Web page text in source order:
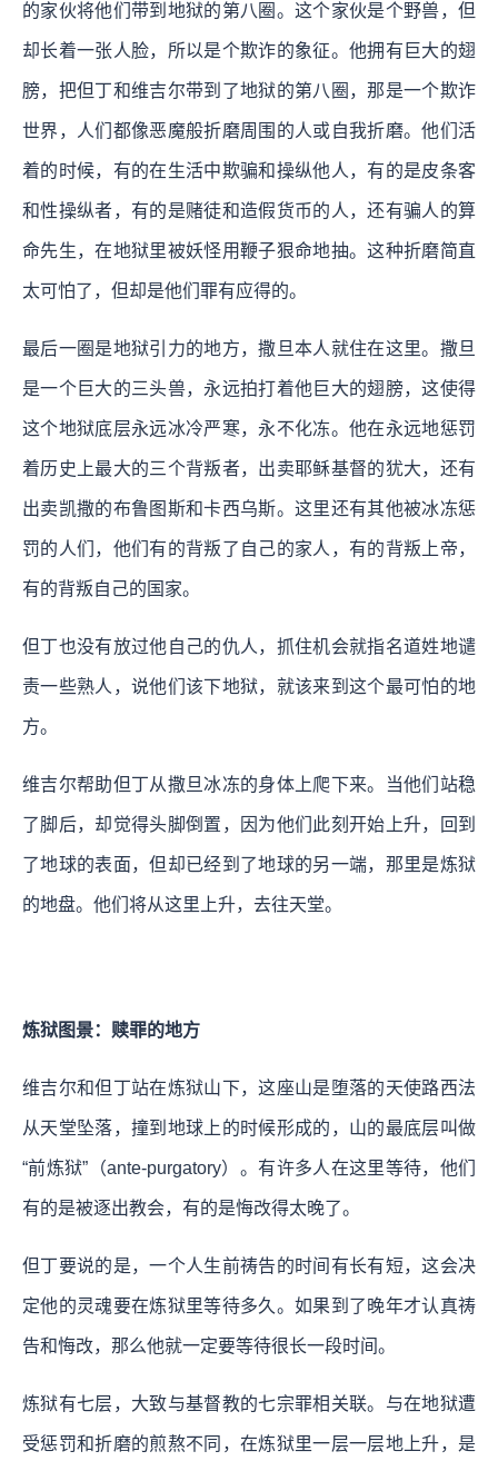
的家伙将他们带到地狱的第八圈。这个家伙是个野兽，但
却长着一张人脸，所以是个欺诈的象征。他拥有巨大的翅
膀，把但丁和维吉尔带到了地狱的第八圈，那是一个欺诈
世界，人们都像恶魔般折磨周围的人或自我折磨。他们活
着的时候，有的在生活中欺骗和操纵他人，有的是皮条客
和性操纵者，有的是赌徒和造假货币的人，还有骗人的算
命先生，在地狱里被妖怪用鞭子狠命地抽。这种折磨简直
太可怕了，但却是他们罪有应得的。
最后一圈是地狱引力的地方，撒旦本人就住在这里。撒旦
是一个巨大的三头兽，永远拍打着他巨大的翅膀，这使得
这个地狱底层永远冰冷严寒，永不化冻。他在永远地惩罚
着历史上最大的三个背叛者，出卖耶稣基督的犹大，还有
出卖凯撒的布鲁图斯和卡西乌斯。这里还有其他被冰冻惩
罚的人们，他们有的背叛了自己的家人，有的背叛上帝，
有的背叛自己的国家。
但丁也没有放过他自己的仇人，抓住机会就指名道姓地谴
责一些熟人，说他们该下地狱，就该来到这个最可怕的地
方。
维吉尔帮助但丁从撒旦冰冻的身体上爬下来。当他们站稳
了脚后，却觉得头脚倒置，因为他们此刻开始上升，回到
了地球的表面，但却已经到了地球的另一端，那里是炼狱
的地盘。他们将从这里上升，去往天堂。
炼狱图景：赎罪的地方
维吉尔和但丁站在炼狱山下，这座山是堕落的天使路西法
从天堂坠落，撞到地球上的时候形成的，山的最底层叫做
“前炼狱”（ante-purgatory）。有许多人在这里等待，他们
有的是被逐出教会，有的是悔改得太晚了。
但丁要说的是，一个人生前祷告的时间有长有短，这会决
定他的灵魂要在炼狱里等待多久。如果到了晚年才认真祷
告和悔改，那么他就一定要等待很长一段时间。
炼狱有七层，大致与基督教的七宗罪相关联。与在地狱遭
受惩罚和折磨的煎熬不同，在炼狱里一层一层地上升，是